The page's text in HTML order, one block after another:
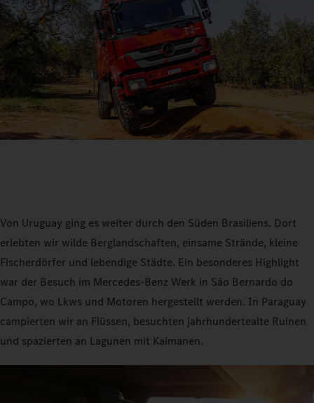
Von Uruguay ging es weiter durch den Süden Brasiliens. Dort
erlebten wir wilde Berglandschaften, einsame Strände, kleine
Fischerdörfer und lebendige Städte. Ein besonderes Highlight
war der Besuch im Mercedes-Benz Werk in São Bernardo do
Campo, wo Lkws und Motoren hergestellt werden. In Paraguay
campierten wir an Flüssen, besuchten jahrhundertealte Ruinen
und spazierten an Lagunen mit Kaimanen.